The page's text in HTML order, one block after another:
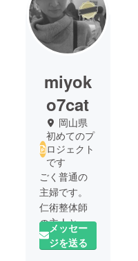
miyok
o7cat
岡山県
初めてのプ
ロジェクト
です
ごく普通の
主婦です。
仁術整体師
の主人とと
もに、岡山
県津山市に
メッセー
ジを送る